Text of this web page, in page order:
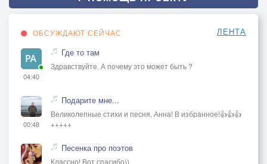
ОБСУЖДАЮТ СЕЙЧАС ЛЕНТА
04:40
Где то там
Здравствуйте. А почему это может быть ?
00:48
Подарите мне...
Великолепные стихи и песня, Анна! В избранное!👍👍👍
+++++
Песенка про поэтов
Классно! Вот спасибо))